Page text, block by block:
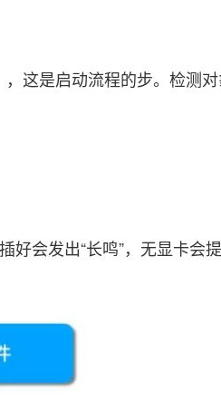
这是启动流程的步。检测
会发出“长鸣”，无显卡会